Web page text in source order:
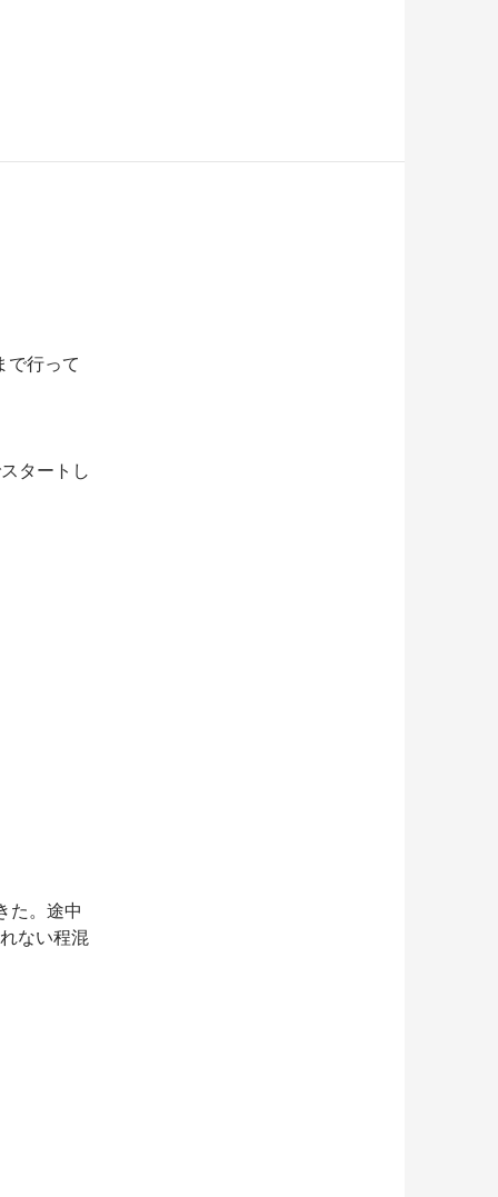
で行って
タートし
た。途中
ない程混